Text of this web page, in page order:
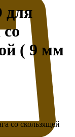
для
( 9 мм
со скользящей